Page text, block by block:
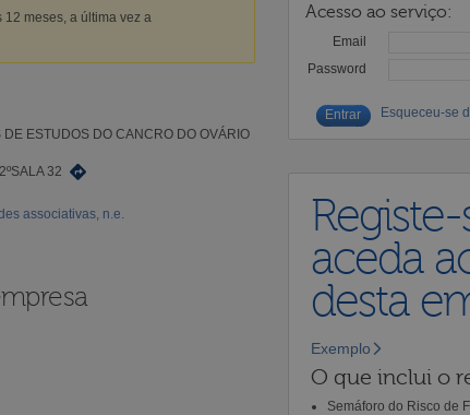
12 meses, a última vez a
ESTUDOS DO CANCRO DO OVÁRIO
32
associativas, n.e.
Acesso ao serviço:
Email
Password
Esqueceu-se
aceda
desta
Exemplo
O que inclui o
Semáforo do Risco de